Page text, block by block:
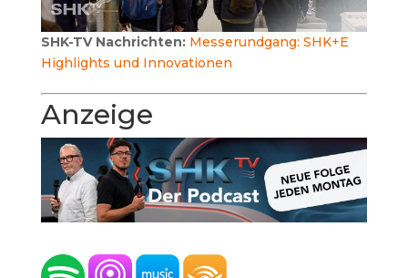
SHK-TV Nachrichten: Messerundgang: SHK+E
Highlights und Innovationen
Anzeige